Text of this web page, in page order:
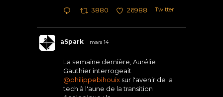
3880 26988 Twitter
aSpark mars 14
La semaine dernière, Aurélie
Gauthier interrogeait
@philippebihouix sur l'avenir de la
tech à l'aune de la transition